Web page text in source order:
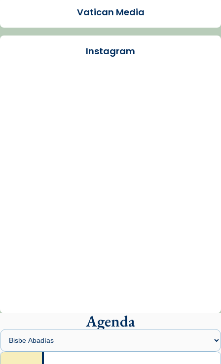
Santes de Mataró.
🔗tinyurl.com/cvu5jmbk
Arquebisbat de Barcelona
1 week ago
Memòria de les santes Juliana i
Vatican Media
Instagram
Agenda